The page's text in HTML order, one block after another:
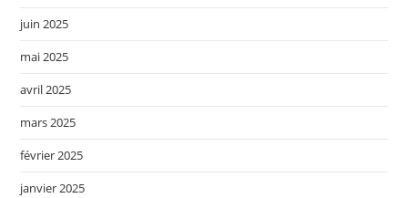
juin 2025
mai 2025
avril 2025
mars 2025
février 2025
janvier 2025